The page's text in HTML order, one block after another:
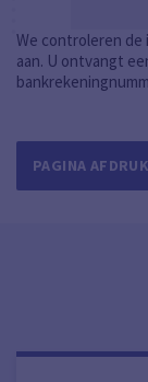
We controleren
aan. U ontvangt
PAGINA